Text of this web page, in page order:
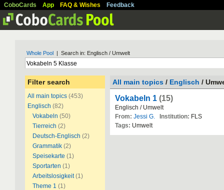
CoboCards App FAQ & Wishes Feedback
Whole Pool | Search in: Englisch / Umwelt
Filter search
All main topics (453)
Englisch (82)
Vokabeln (50)
Tierreich (2)
Deutsch-Englisch (2)
Grammatik (2)
Speisekarte (1)
Sportarten (1)
Arbeitslosigkeit (1)
Theme 1 (1)
All main topics / Englisch /
Vokabeln 1 (15)
Englisch / Umwelt
From: Jessi G. Institution: FLS
Tags: Umwelt